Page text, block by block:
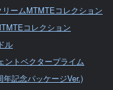
ームMTMTEコレクション
コレクション
ル
ントベクタープライム
年記念パッケージVer.)